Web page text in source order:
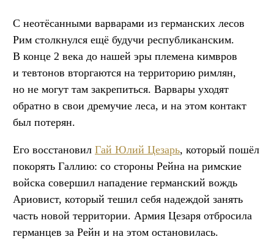
С неотёсанными варварами из германских лесов
Рим столкнулся ещё будучи республиканским.
В конце 2 века до нашей эры племена кимвров
и тевтонов вторгаются на территорию римлян,
но не могут там закрепиться. Варвары уходят
обратно в свои дремучие леса, и на этом контакт
был потерян.
Его восстановил Гай Юлий Цезарь, который пошёл
покорять Галлию: со стороны Рейна на римские
войска совершил нападение германский вождь
Ариовист, который тешил себя надеждой занять
часть новой территории. Армия Цезаря отбросила
германцев за Рейн и на этом остановилась.